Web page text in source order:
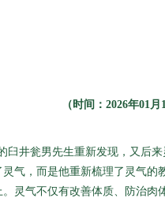
（时间：2026年01
臼井瓮男先生重新发现，又
灵气，而是他重新梳理了灵气
灵气不仅有改善体质、防治